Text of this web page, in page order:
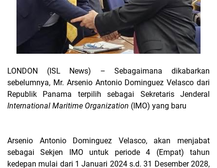
LONDON (ISL News) – Sebagaimana dikabarkan
sebelumnya, Mr. Arsenio Antonio Dominguez Velasco dari
Republik Panama terpilih sebagai Sekretaris Jenderal
International Maritime Organization (IMO) yang baru
Arsenio Antonio Dominguez Velasco, akan menjabat
sebagai Sekjen IMO untuk periode 4 (Empat) tahun
kedepan mulai dari 1 Januari 2024 s.d. 31 Desember 2028,